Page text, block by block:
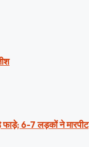
फाड़े; 6-7 लड़कों ने मारपीट